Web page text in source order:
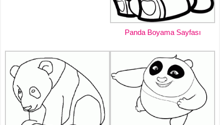
Panda Boyama Sayfası